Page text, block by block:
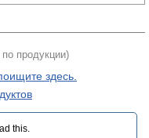
продукции)
здесь.
this.‎